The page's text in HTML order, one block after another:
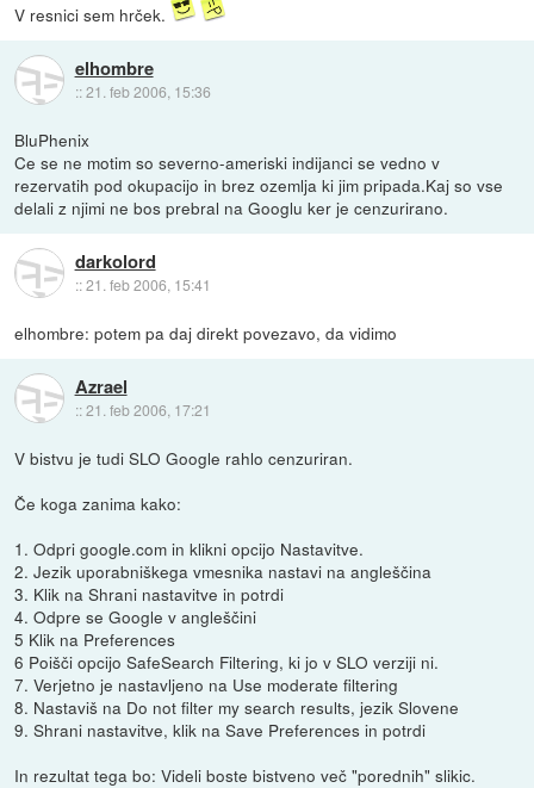
V resnici sem hrček.
elhombre
::21. feb 2006, 15:36
BluPhenix
Ce se ne motim so severno-ameriski indijanci se vedno v
rezervatih pod okupacijo in brez ozemlja ki jim pripada.Kaj so vse
delali z njimi ne bos prebral na Googlu ker je cenzurirano.
darkolord
::21. feb 2006, 15:41
elhombre: potem pa daj direkt povezavo, da vidimo
Azrael
::21. feb 2006, 17:21
V bistvu je tudi SLO Google rahlo cenzuriran.
Če koga zanima kako:
1. Odpri google.com in klikni opcijo Nastavitve.
2. Jezik uporabniškega vmesnika nastavi na angleščina
3. Klik na Shrani nastavitve in potrdi
4. Odpre se Google v angleščini
5 Klik na Preferences
6 Poišči opcijo SafeSearch Filtering, ki jo v SLO verziji ni.
7. Verjetno je nastavljeno na Use moderate filtering
8. Nastaviš na Do not filter my search results, jezik Slovene
9. Shrani nastavitve, klik na Save Preferences in potrdi
In rezultat tega bo: Videli boste bistveno več "porednih" slikic.